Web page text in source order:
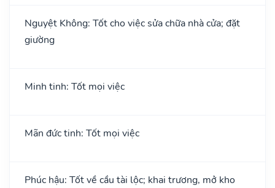
Nguyệt Không: Tốt cho việc sửa chữa nhà cửa; đặt
giường
Minh tinh: Tốt mọi việc
Mãn đức tinh: Tốt mọi việc
Phúc hậu: Tốt về cầu tài lộc; khai trương, mở kho